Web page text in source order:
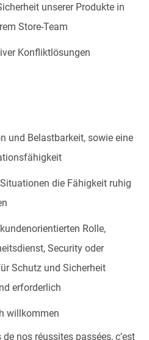
unserer Produkte in
Store-Team
Konfliktlösungen
Belastbarkeit, sowie eine
die Fähigkeit ruhig
Rolle,
Security oder
Schutz und Sicherheit
erforderlich
willkommen
nos réussites passées, c’est